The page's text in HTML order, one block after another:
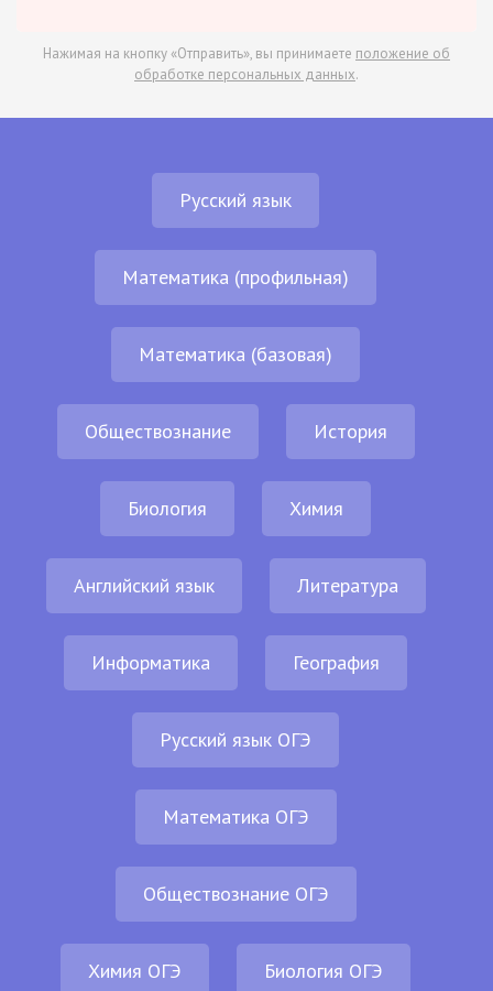
Нажимая на кнопку «Отправить», вы принимаете положение об
обработке персональных данных.
Русский язык
Математика (профильная)
Математика (базовая)
Обществознание История
Биология Химия
Английский язык Литература
Информатика География
Русский язык ОГЭ
Математика ОГЭ
Обществознание ОГЭ
Химия ОГЭ Биология ОГЭ